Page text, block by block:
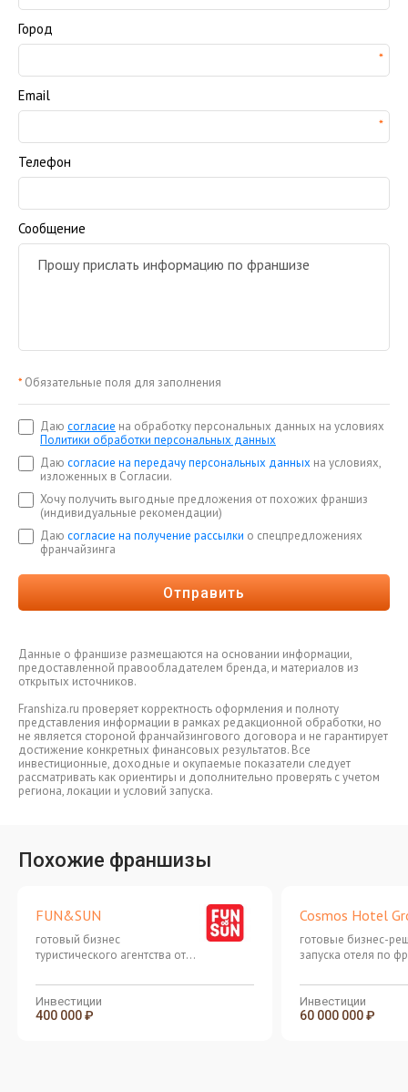
Город
Email
Телефон
Сообщение
* Обязательные поля для заполнения
Даю согласие на обработку персональных данных на условиях
Политики обработки персональных данных
Даю согласие на передачу персональных данных на условиях,
изложенных в Согласии.
Хочу получить выгодные предложения от похожих франшиз
(индивидуальные рекомендации)
Даю согласие на получение рассылки о спецпредложениях
франчайзинга
Отправить
Данные о франшизе размещаются на основании информации,
предоставленной правообладателем бренда, и материалов из
открытых источников.
Franshiza.ru проверяет корректность оформления и полноту
представления информации в рамках редакционной обработки, но
не является стороной франчайзингового договора и не гарантирует
достижение конкретных финансовых результатов. Все
инвестиционные, доходные и окупаемые показатели следует
рассматривать как ориентиры и дополнительно проверять с учетом
региона, локации и условий запуска.
Похожие франшизы
FUN&SUN
готовый бизнес
туристического агентства от
туроператоров в России
Инвестиции
400 000 ₽
Cosmos Hotel
готовые бизнес-
запуска отеля по
бренда
Инвестиции
60 000 000 ₽